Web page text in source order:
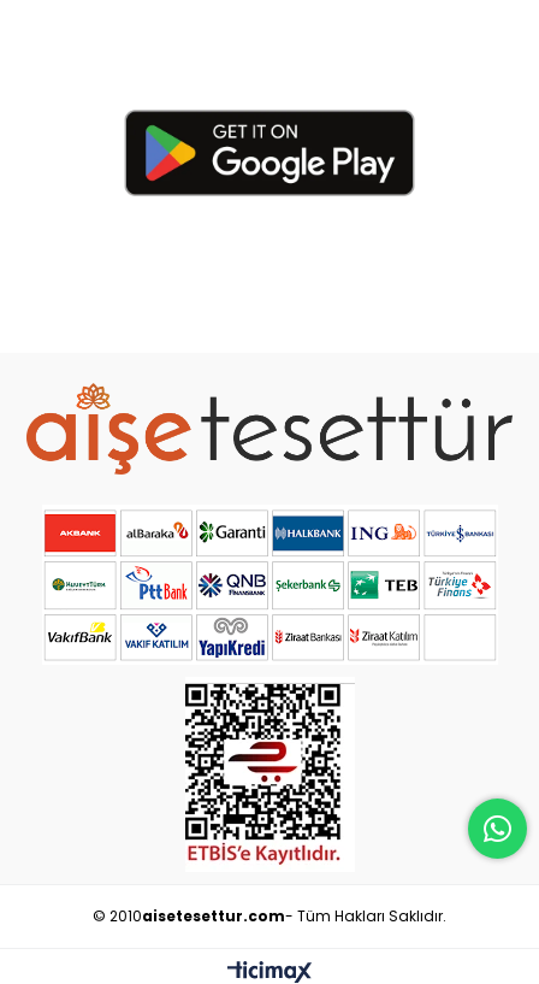
© 2010aisetesettur.com- Tüm Hakları Saklıdır.